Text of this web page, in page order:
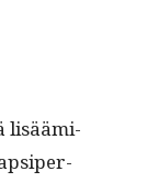
lisäämi­